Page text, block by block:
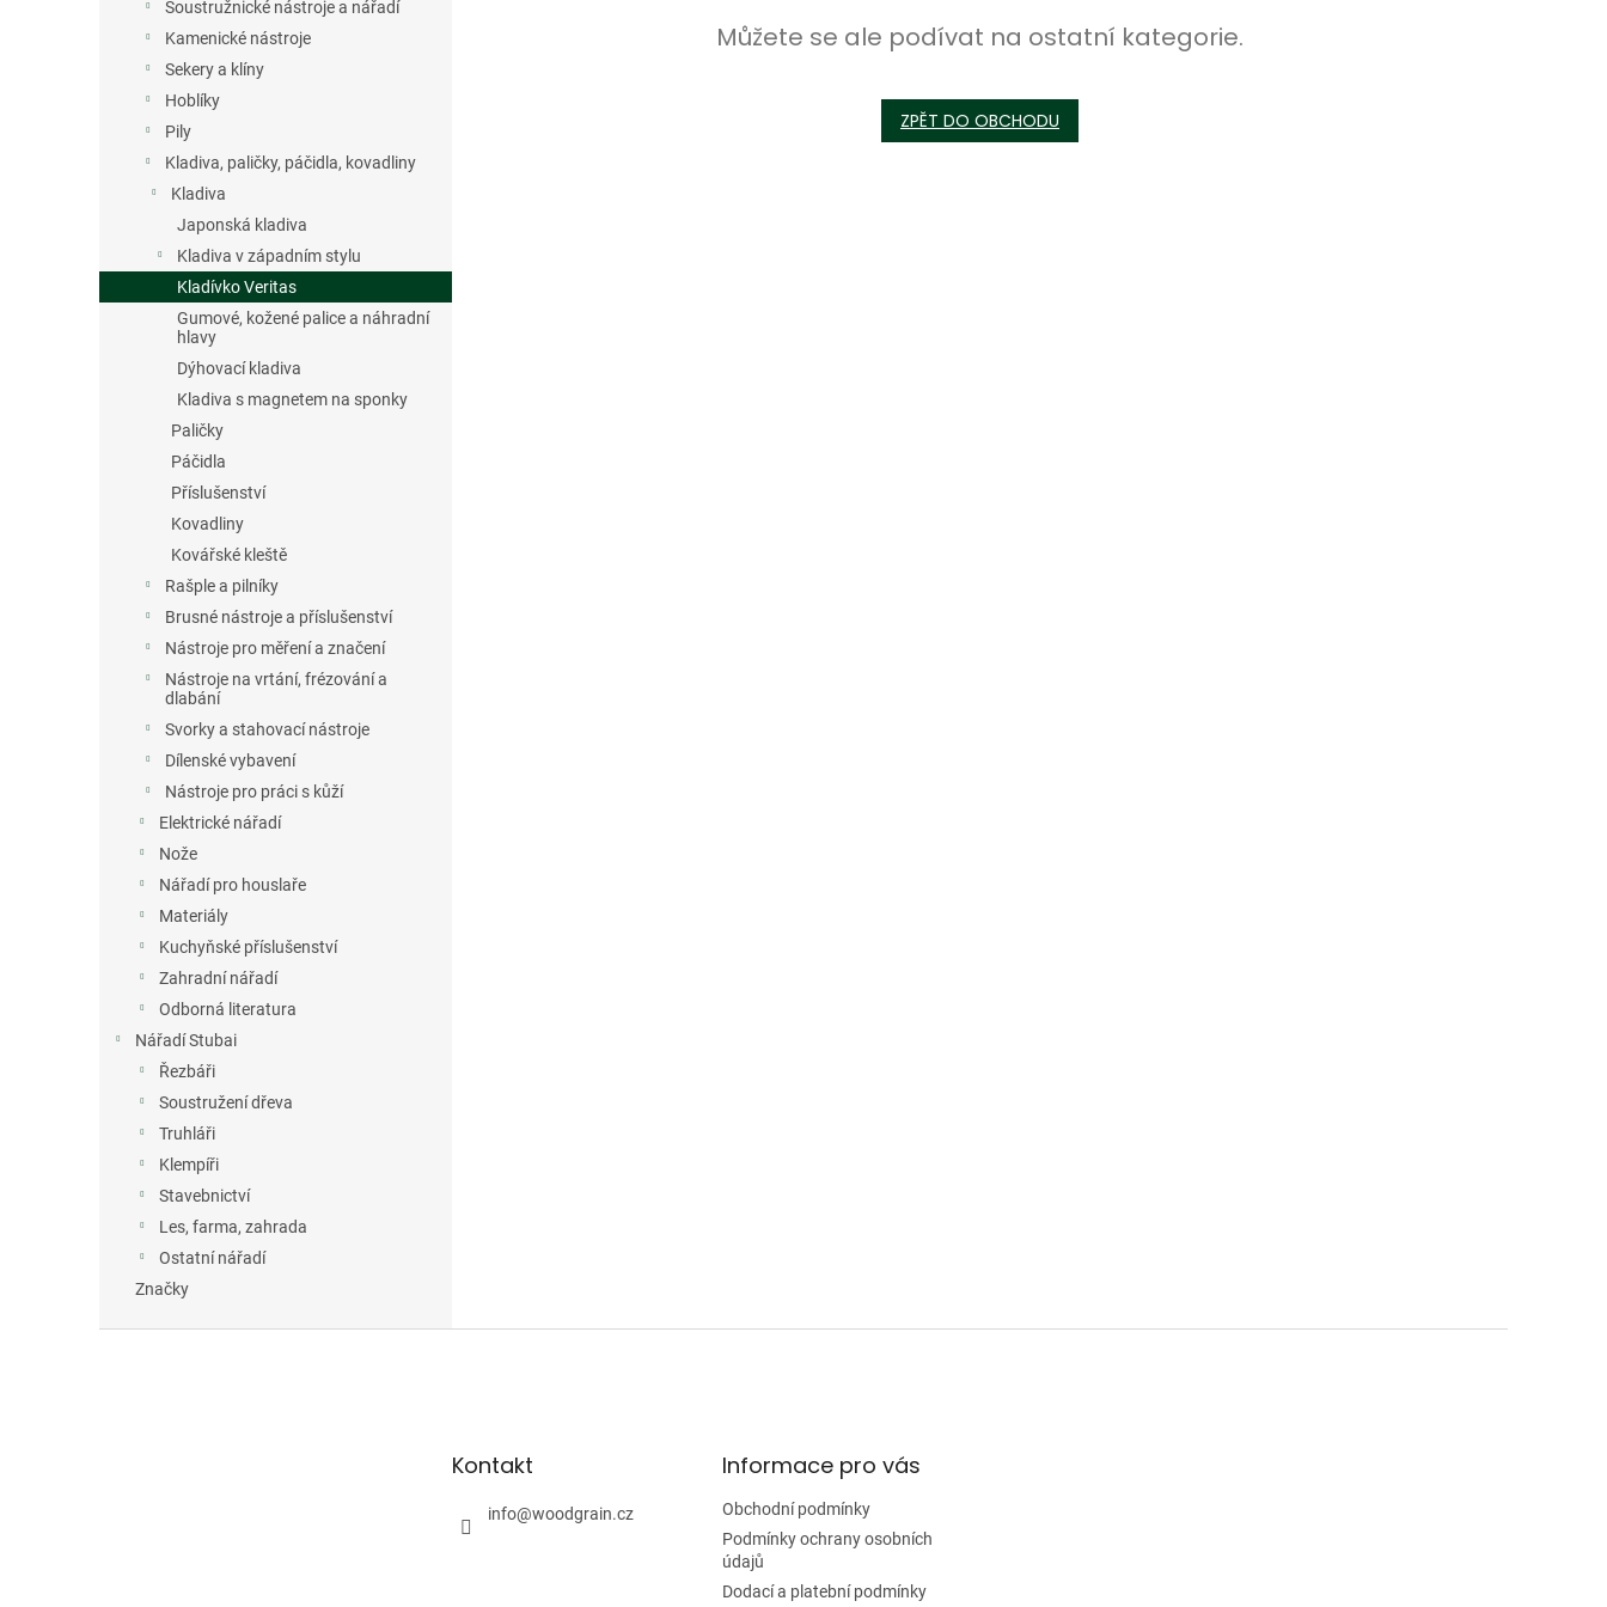
Soustružnické nástroje a nářadí
Kamenické nástroje
Sekery a klíny
Hoblíky
Pily
Kladiva, paličky, páčidla, kovadliny
Kladiva
Japonská kladiva
Kladiva v západním stylu
Kladívko Veritas
Gumové, kožené palice a náhradní
hlavy
Dýhovací kladiva
Kladiva s magnetem na sponky
Paličky
Páčidla
Příslušenství
Kovadliny
Kovářské kleště
Rašple a pilníky
Brusné nástroje a příslušenství
Nástroje pro měření a značení
Nástroje na vrtání, frézování a
dlabání
Svorky a stahovací nástroje
Dílenské vybavení
Nástroje pro práci s kůží
Elektrické nářadí
Nože
Nářadí pro houslaře
Materiály
Kuchyňské příslušenství
Zahradní nářadí
Odborná literatura
Nářadí Stubai
Řezbáři
Soustružení dřeva
Truhláři
Klempíři
Stavebnictví
Les, farma, zahrada
Ostatní nářadí
Značky
Můžete se ale podívat na ostatní kategorie.
ZPĚT DO OBCHODU
Kontakt
info@woodgrain.cz
Informace pro vás
Obchodní podmínky
Podmínky ochrany osobních
údajů
Dodací a platební podmínky